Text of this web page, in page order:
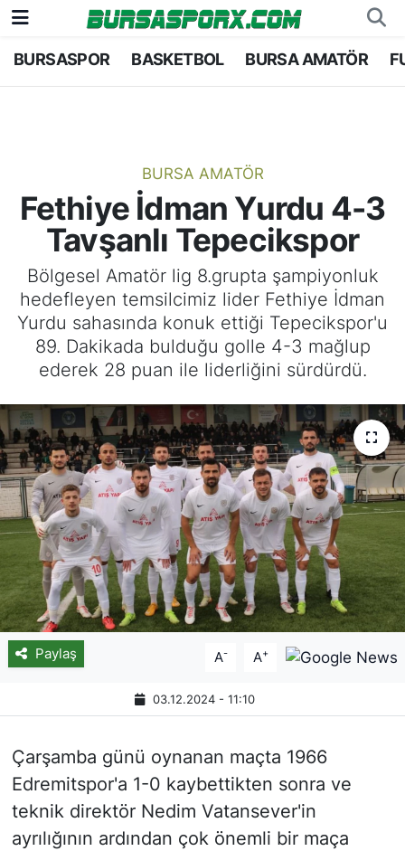
BURSASPOR BASKETBOL BURSA AMATÖR
BURSA AMATÖR
Fethiye İdman Yurdu 4-3
Tavşanlı Tepecikspor
Bölgesel Amatör lig 8.grupta şampiyonluk
hedefleyen temsilcimiz lider Fethiye İdman
Yurdu sahasında konuk ettiği Tepecikspor'u
89. Dakikada bulduğu golle 4-3 mağlup
ederek 28 puan ile liderliğini sürdürdü.
Paylaş A- A+
03.12.2024 - 11:10
Çarşamba günü oynanan maçta 1966
Edremitspor'a 1-0 kaybettikten sonra ve
teknik direktör Nedim Vatansever'in
ayrılığının ardından çok önemli bir maça
Bursaspor
Bursa Amatör
Hentbol
Voleybol
Genel
Bursa Nöbetçi Eczaneler
Bursa Trafik Yoğunluk Haritası
TFF 1.Lig Puan Durumu ve Fikstür
Tüm Manşetler
Son Dakika Haberleri